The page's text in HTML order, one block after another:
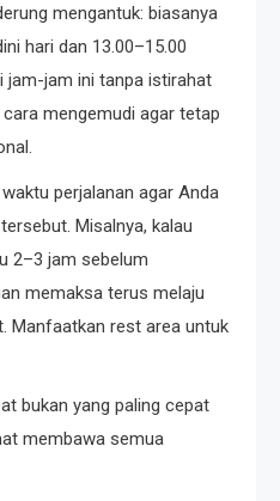
mengantuk: biasanya
hari dan 13.00–15.00
jam-jam ini tanpa istirahat
mengemudi agar tetap
perjalanan agar Anda
Misalnya, kalau
2–3 jam sebelum
memaksa terus melaju
Manfaatkan rest area untuk
bukan yang paling cepat
membawa semua